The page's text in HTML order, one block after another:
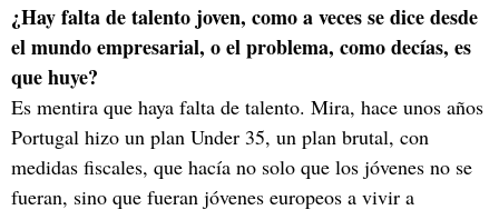
¿Hay falta de talento joven, como a veces se dice desde
el mundo empresarial, o el problema, como decías, es
que huye?
Es mentira que haya falta de talento. Mira, hace unos años
Portugal hizo un plan Under 35, un plan brutal, con
medidas fiscales, que hacía no solo que los jóvenes no se
fueran, sino que fueran jóvenes europeos a vivir a